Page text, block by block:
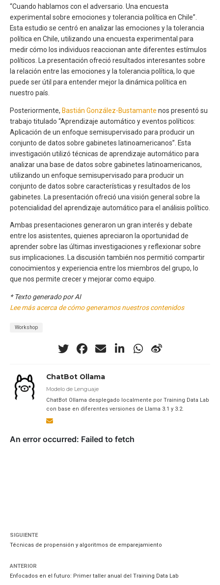
“Cuando hablamos con el adversario. Una encuesta
experimental sobre emociones y tolerancia política en Chile”.
Esta estudio se centró en analizar las emociones y la tolerancia
política en Chile, utilizando una encuesta experimental para
medir cómo los individuos reaccionan ante diferentes estímulos
políticos. La presentación ofreció resultados interesantes sobre
la relación entre las emociones y la tolerancia política, lo que
puede ser útil para entender mejor la dinámica política en
nuestro país.
Posteriormente, Bastián González-Bustamante nos presentó su
trabajo titulado “Aprendizaje automático y eventos políticos:
Aplicación de un enfoque semisupervisado para producir un
conjunto de datos sobre gabinetes latinoamericanos”. Esta
investigación utilizó técnicas de aprendizaje automático para
analizar una base de datos sobre gabinetes latinoamericanos,
utilizando un enfoque semisupervisado para producir un
conjunto de datos sobre características y resultados de los
gabinetes. La presentación ofreció una visión general sobre la
potencialidad del aprendizaje automático para el análisis político.
Ambas presentaciones generaron un gran interés y debate
entre los asistentes, quienes apreciaron la oportunidad de
aprender sobre las últimas investigaciones y reflexionar sobre
sus implicaciones. La discusión también nos permitió compartir
conocimientos y experiencia entre los miembros del grupo, lo
que nos permite crecer y mejorar como equipo.
* Texto generado por AI
Lee más acerca de cómo generamos nuestros contenidos
Workshop
ChatBot Ollama
Modelo de Lenguaje
ChatBot Ollama desplegado localmente por Training Data Lab
con base en diferentes versiones de Llama 3.1 y 3.2.
SIGUIENTE
Técnicas de propensión y algoritmos de emparejamiento
ANTERIOR
Enfocados en el futuro: Primer taller anual del Training Data Lab